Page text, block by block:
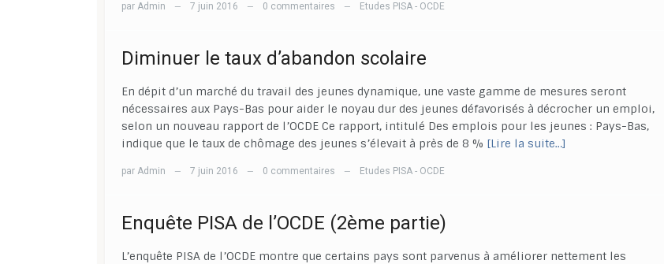
par Admin — 7 juin 2016 — 0 commentaires — Etudes PISA - OCDE
Diminuer le taux d’abandon scolaire
En dépit d’un marché du travail des jeunes dynamique, une vaste gamme de mesures seront
nécessaires aux Pays-Bas pour aider le noyau dur des jeunes défavorisés à décrocher un emploi,
selon un nouveau rapport de l’OCDE Ce rapport, intitulé Des emplois pour les jeunes : Pays-Bas,
indique que le taux de chômage des jeunes s’élevait à près de 8 % [Lire la suite…]
par Admin — 7 juin 2016 — 0 commentaires — Etudes PISA - OCDE
Enquête PISA de l’OCDE (2ème partie)
L’enquête PISA de l’OCDE montre que certains pays sont parvenus à améliorer nettement les